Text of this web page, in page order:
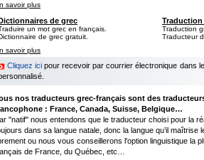
savoir plus
de grec
un mot grec en français.
de grec gratuit.
Traduction
Traducteur
savoir plus
Cliquez ici pour recevoir par courrier électronique dans
nos traducteurs grec-français sont des
: France, Canada, Suisse, Belgique…
"natif" nous entendons que le traducteur choisi pour la
dans sa langue natale, donc la langue qu’il maîtrise
ou nous vous conseillerons l'option linguistique la
de France, du Québec, etc…